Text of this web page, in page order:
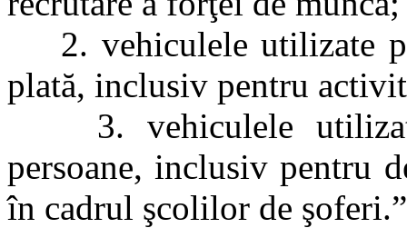
2. vehiculele utilizate
plată, inclusiv pentru
3. vehiculele
persoane, inclusiv pentru
în cadrul şcolilor de şoferi.”